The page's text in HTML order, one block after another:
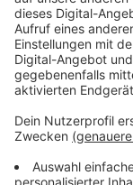
Wir